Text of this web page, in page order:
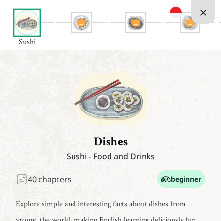
Sushi
Dishes
Sushi - Food and Drinks
40chapters beginner
Explore simple and interesting facts about dishes from